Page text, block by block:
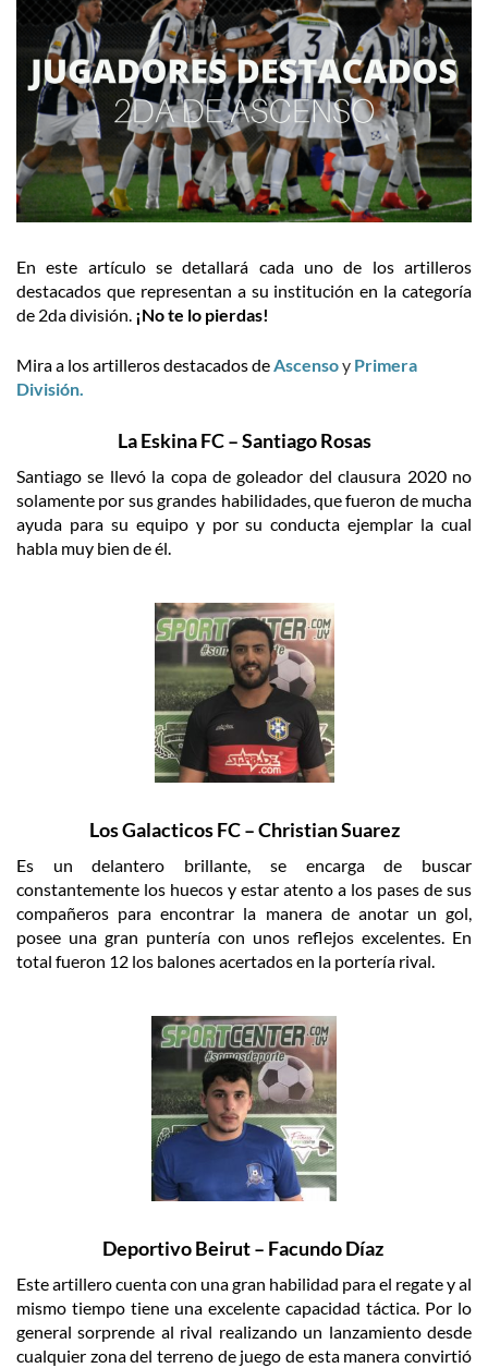
En este artículo se detallará cada uno de los artilleros
destacados que representan a su institución en la categoría
de 2da división. ¡No te lo pierdas!
Mira a los artilleros destacados deAscensoy Primera
División.
La Eskina FC – Santiago Rosas
Santiago se llevó la copa de goleador del clausura 2020 no
solamente por sus grandes habilidades, que fueron de mucha
ayuda para su equipo y por su conducta ejemplar la cual
habla muy bien de él.
Los Galacticos FC – Christian Suarez
Es un delantero brillante, se encarga de buscar
constantemente los huecos y estar atento a los pases de sus
compañeros para encontrar la manera de anotar un gol,
posee una gran puntería con unos reflejos excelentes. En
total fueron 12 los balones acertados en la portería rival.
Deportivo Beirut – Facundo Díaz
Este artillero cuenta con una gran habilidad para el regate y al
mismo tiempo tiene una excelente capacidad táctica. Por lo
general sorprende al rival realizando un lanzamiento desde
cualquier zona del terreno de juego de esta manera convirtió